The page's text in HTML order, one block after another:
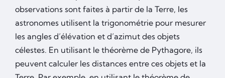
observations sont faites à partir de la Terre, les
astronomes utilisent la trigonométrie pour mesurer
les angles d’élévation et d’azimut des objets
célestes. En utilisant le théorème de Pythagore, ils
peuvent calculer les distances entre ces objets et la